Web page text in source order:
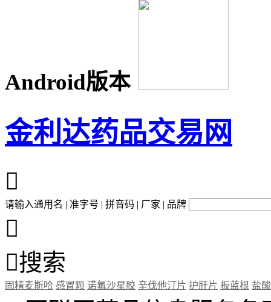
Android版本
金利达药品交易网

请输入通用名 | 准字号 | 拼音码 | 厂家 | 品牌

搜索
固精麦斯哈 感冒颗 诺氟沙星胶 辛伐他汀片 护肝片 板蓝根 盐